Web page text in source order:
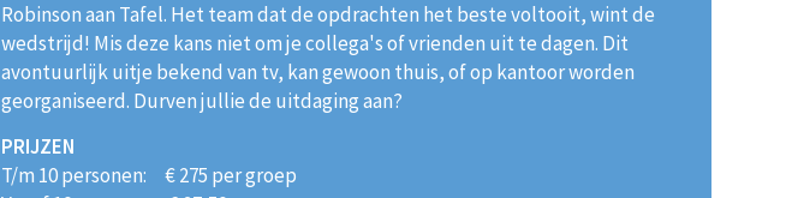
Robinson aan Tafel. Het team dat de opdrachten het beste voltooit, wint de
wedstrijd! Mis deze kans niet om je collega's of vrienden uit te dagen. Dit
avontuurlijk uitje bekend van tv, kan gewoon thuis, of op kantoor worden
georganiseerd. Durven jullie de uitdaging aan?
PRIJZEN
T/m 10 personen: € 275 per groep